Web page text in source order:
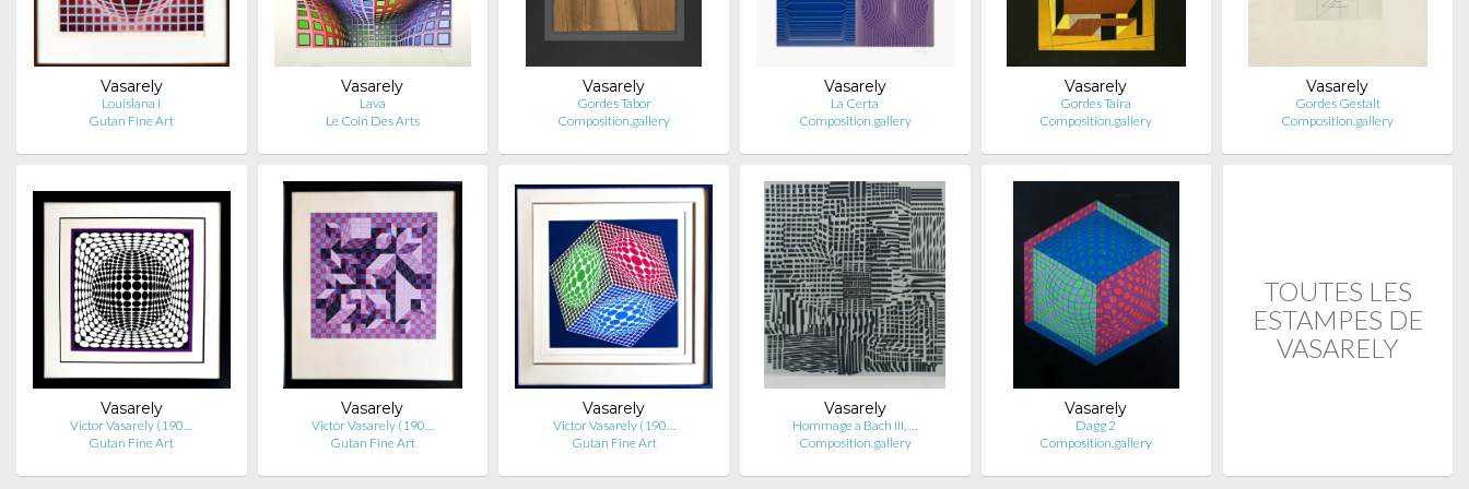
Vasarely
Louisiana I
Gutan Fine Art
Vasarely
Lava
Le Coin Des Arts
Vasarely
Gordes Tabor
Composition.gallery
Vasarely
La Certa
Composition.gallery
Vasarely
Gordes Taira
Composition.gallery
Vasarely
Gordes Gestalt
Composition.gallery
Vasarely
Victor Vasarely (190…
Gutan Fine Art
Vasarely
Victor Vasarely (190…
Gutan Fine Art
Vasarely
Victor Vasarely (190…
Gutan Fine Art
Vasarely
Hommage a Bach III, …
Composition.gallery
Vasarely
Dagg 2
Composition.gallery
TOUTES LES
ESTAMPES DE
VASARELY